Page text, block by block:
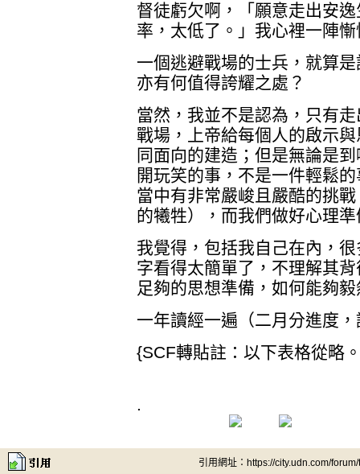
督徒虧欠啊，「願意走出安
率，太低了。」我心裡一陣
一個逃避戰場的士兵，就算
亦有何值得誇耀之處？
當然，我並不是認為，只有
戰場，上帝給每個人的啟示
同面向的建造；但是無論是
開玩笑的事，不是一件輕鬆
當中有非常嚴峻且嚴酷的挑
的犧牲），而我們做好心理
我覺得，包括我自己在內，
字看得太簡單了，不理解其
足夠的思想準備，如何能夠
一年讀經一遍（二月分進度
{SCF轉貼註：以下表格從略
.
引用網址：https://city.udn.com/